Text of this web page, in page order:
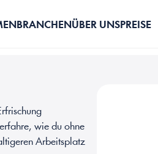
BRANCHENÜBER UNSPREISE
wie du ohne
Arbeitsplatz